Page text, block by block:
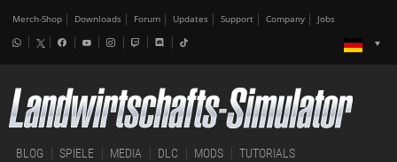
Merch-Shop Downloads Forum Updates Support Company Jobs
BLOG SPIELE MEDIA DLC MODS TUTORIALS